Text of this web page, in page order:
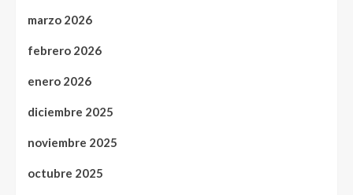
marzo 2026
febrero 2026
enero 2026
diciembre 2025
noviembre 2025
octubre 2025